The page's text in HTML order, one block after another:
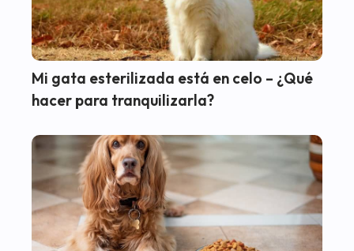
Mi gata esterilizada está en celo – ¿Qué
hacer para tranquilizarla?